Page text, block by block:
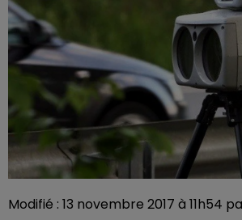
Modifié : 13 novembre 2017 à 11h54